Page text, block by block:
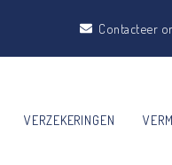
Contacteer
VERZEKERINGEN